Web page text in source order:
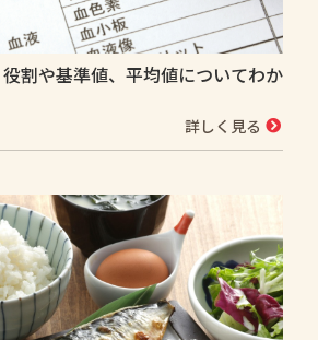
割や基準値、平均値についてわか
詳しく見る